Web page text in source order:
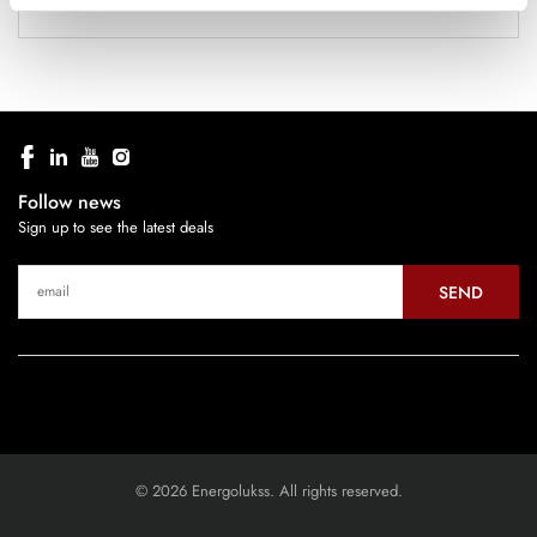
Follow news
Sign up to see the latest deals
SEND
© 2026 Energolukss. All rights reserved.